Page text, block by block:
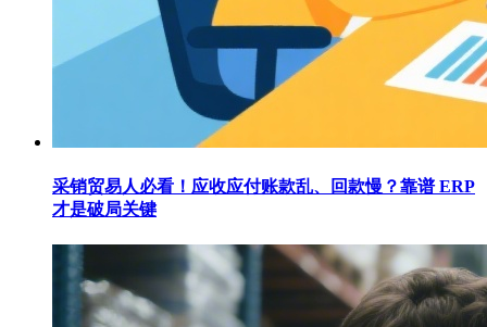
采销贸易人必看！应收应付账款乱、回款慢？靠谱 ERP
才是破局关键